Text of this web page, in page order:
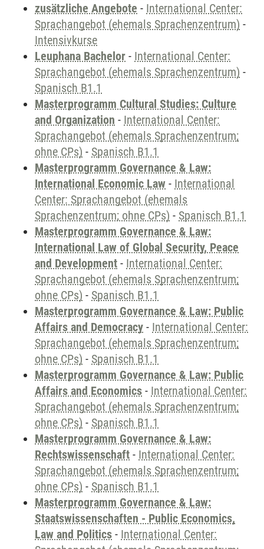
zusätzliche Angebote - International Center:
Sprachangebot (ehemals Sprachenzentrum) -
Intensivkurse
Leuphana Bachelor - International Center:
Sprachangebot (ehemals Sprachenzentrum) -
Spanisch B1.1
Masterprogramm Cultural Studies: Culture
and Organization - International Center:
Sprachangebot (ehemals Sprachenzentrum;
ohne CPs) - Spanisch B1.1
Masterprogramm Governance & Law:
International Economic Law - International
Center: Sprachangebot (ehemals
Sprachenzentrum; ohne CPs) - Spanisch B1.1
Masterprogramm Governance & Law:
International Law of Global Security, Peace
and Development - International Center:
Sprachangebot (ehemals Sprachenzentrum;
ohne CPs) - Spanisch B1.1
Masterprogramm Governance & Law: Public
Affairs and Democracy - International Center:
Sprachangebot (ehemals Sprachenzentrum;
ohne CPs) - Spanisch B1.1
Masterprogramm Governance & Law: Public
Affairs and Economics - International Center:
Sprachangebot (ehemals Sprachenzentrum;
ohne CPs) - Spanisch B1.1
Masterprogramm Governance & Law:
Rechtswissenschaft - International Center:
Sprachangebot (ehemals Sprachenzentrum;
ohne CPs) - Spanisch B1.1
Masterprogramm Governance & Law:
Staatswissenschaften - Public Economics,
Law and Politics - International Center: